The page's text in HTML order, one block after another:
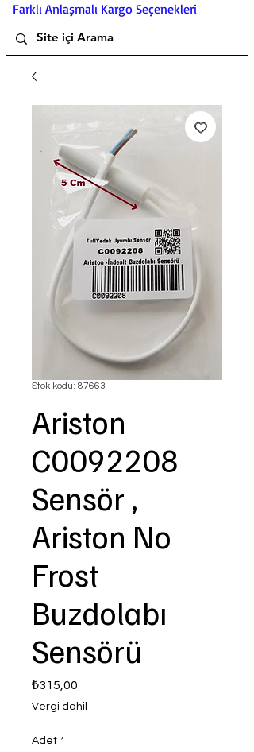
Farklı Anlaşmalı Kargo Seçenekleri
Stok kodu: 87663
Ariston
C0092208
Sensör ,
Ariston No
Frost
Buzdolabı
Sensörü
₺315,00
Vergi dahil
Adet *